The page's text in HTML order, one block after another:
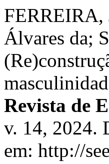
FERREIRA,
Álvares da;
Revista de
v. 14, 2024.
em: http://